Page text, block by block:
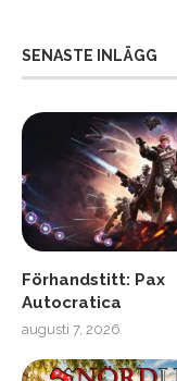
SENASTE INLÄGG
Förhandstitt: Pax
Autocratica
augusti 7, 2026